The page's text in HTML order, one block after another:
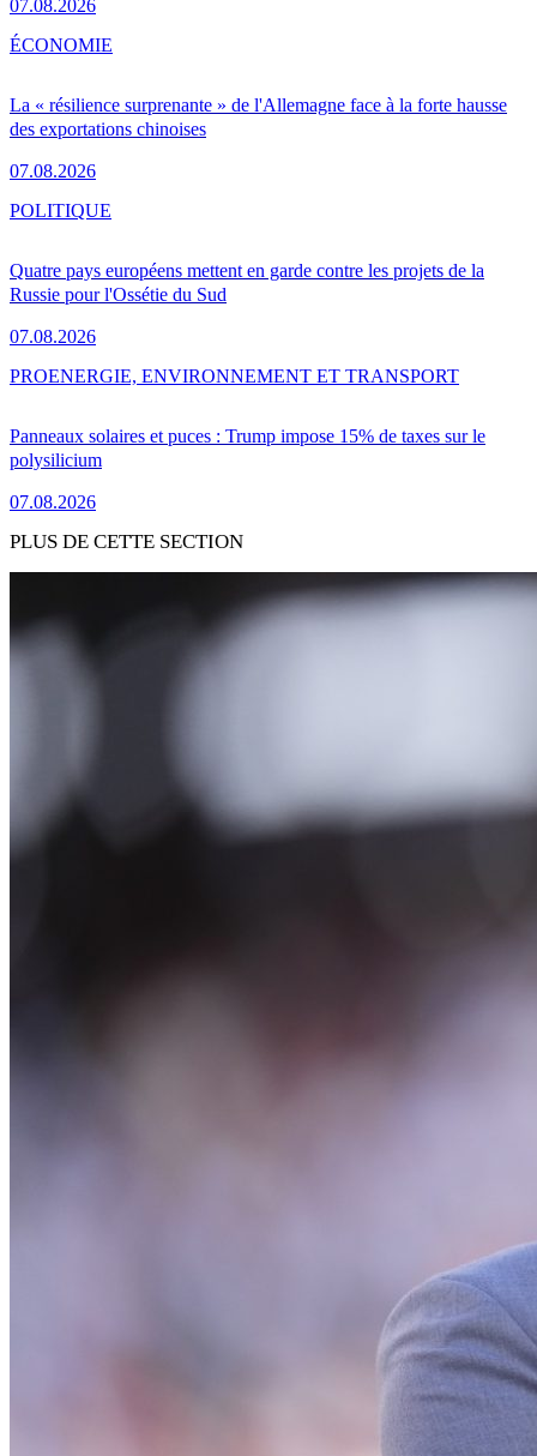
07.08.2026
La « résilience surprenante » de l'Allemagne face à la forte hausse
des exportations chinoises
07.08.2026
ÉCONOMIE
Quatre pays européens mettent en garde contre les projets de la
Russie pour l'Ossétie du Sud
07.08.2026
POLITIQUE
Panneaux solaires et puces : Trump impose 15% de taxes sur le
polysilicium
07.08.2026
PROENERGIE, ENVIRONNEMENT ET TRANSPORT
PLUS DE CETTE SECTION